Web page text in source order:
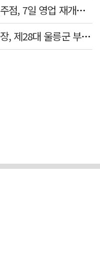
임시휴업 들어갔던 홈플러스 영주점, 7일 영업 재개…지하 1층만 운영
이의준 전 경북도 새마을봉사과장, 제28대 울릉군 부군수 취임